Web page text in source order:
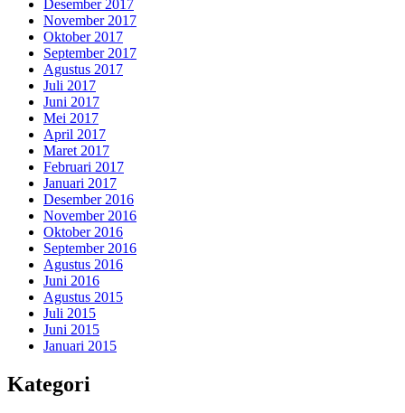
Desember 2017
November 2017
Oktober 2017
September 2017
Agustus 2017
Juli 2017
Juni 2017
Mei 2017
April 2017
Maret 2017
Februari 2017
Januari 2017
Desember 2016
November 2016
Oktober 2016
September 2016
Agustus 2016
Juni 2016
Agustus 2015
Juli 2015
Juni 2015
Januari 2015
Kategori